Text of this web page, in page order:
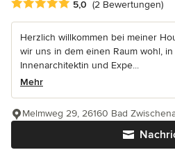
Durchschnittliche Bewertung: 5
5,0 (2 Bewertungen)
Herzlich willkommen bei meiner
wir uns in dem einen Raum wohl,
Innenarchitektin und Expe...
Mehr
Melmweg 29, 26160 Bad